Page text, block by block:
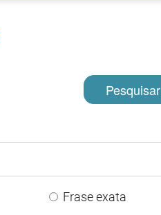
Pesquisar
Frase exata